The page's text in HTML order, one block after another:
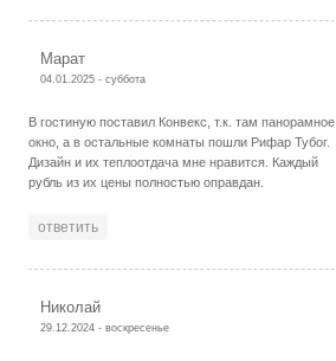
Марат
04.01.2025 - суббота
В гостиную поставил Конвекс, т.к. там панорамное
окно, а в остальные комнаты пошли Рифар Тубог.
Дизайн и их теплоотдача мне нравится. Каждый
рубль из их цены полностью оправдан.
ответить
Николай
29.12.2024 - воскресенье